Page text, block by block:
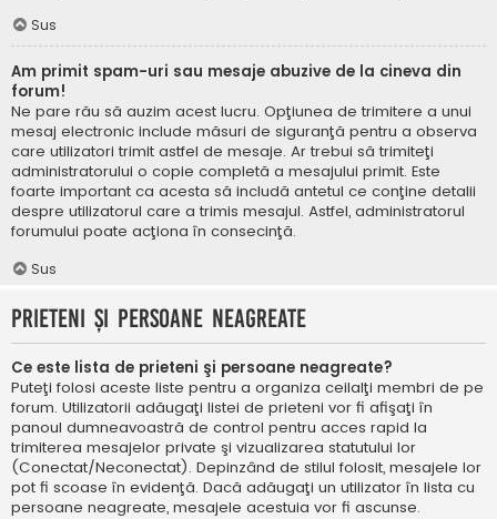
Sus
Am primit spam-uri sau mesaje abuzive de la cineva din
forum!
Ne pare rău să auzim acest lucru. Opţiunea de trimitere a unui
mesaj electronic include măsuri de siguranţă pentru a observa
care utilizatori trimit astfel de mesaje. Ar trebui să trimiteţi
administratorului o copie completă a mesajului primit. Este
foarte important ca acesta să includă antetul ce conţine detalii
despre utilizatorul care a trimis mesajul. Astfel, administratorul
forumului poate acţiona în consecinţă.
Sus
Prieteni şi persoane neagreate
Ce este lista de prieteni şi persoane neagreate?
Puteţi folosi aceste liste pentru a organiza ceilalţi membri de pe
forum. Utilizatorii adăugaţi listei de prieteni vor fi afişaţi în
panoul dumneavoastră de control pentru acces rapid la
trimiterea mesajelor private şi vizualizarea statutului lor
(Conectat/Neconectat). Depinzând de stilul folosit, mesajele lor
pot fi scoase în evidenţă. Dacă adăugaţi un utilizator în lista cu
persoane neagreate, mesajele acestuia vor fi ascunse.